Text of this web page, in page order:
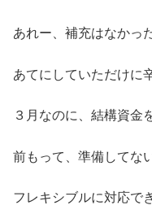
あれー、補充はなかっ
あてにしていただけに
３月なのに、結構資金
前もって、準備してな
フレキシブルに対応で